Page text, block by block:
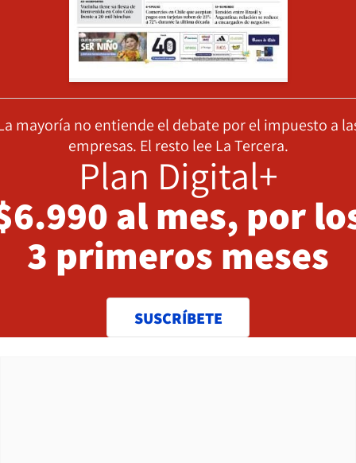
mayoría no entiende el debate por el impuesto a
empresas. El resto lee La Tercera.
Plan Digital+
al mes, por
3 primeros meses
SUSCRÍBETE